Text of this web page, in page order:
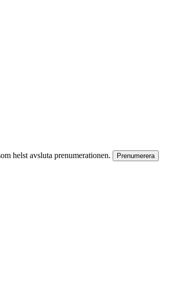
helst avsluta prenumerationen.